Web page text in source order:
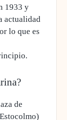
1933 y
actualidad
lo que es
de